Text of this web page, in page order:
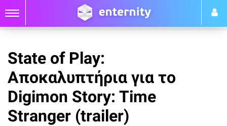
State of Play:
Αποκαλυπτήρια για το
Digimon Story: Time
Stranger (trailer)